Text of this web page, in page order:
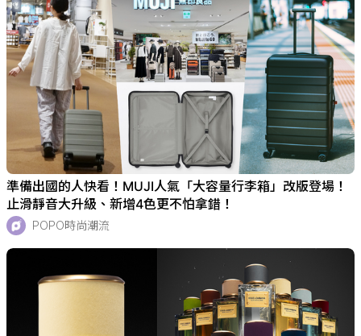
準備出國的人快看！MUJI人氣「大容量行李箱」改版登場！
止滑靜音大升級、新增4色更不怕拿錯！
POPO時尚潮流